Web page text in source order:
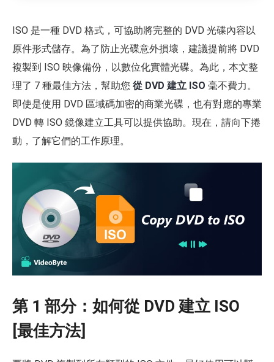
ISO 是一種 DVD 格式，可協助將完整的 DVD 光碟內容以
原件形式儲存。為了防止光碟意外損壞，建議提前將 DVD
複製到 ISO 映像備份，以數位化實體光碟。為此，本文整
理了 7 種最佳方法，幫助您 從 DVD 建立 ISO 毫不費力。
即使是使用 DVD 區域碼加密的商業光碟，也有對應的專業
DVD 轉 ISO 鏡像建立工具可以提供協助。現在，請向下捲
動，了解它們的工作原理。
第 1 部分：如何從 DVD 建立 ISO
[最佳方法]